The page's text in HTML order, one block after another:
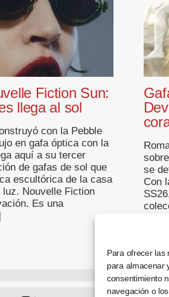
Para ofrecer las
para almacenar
consentimiento
navegación o
Fiction Sun:
llega al sol
con la Pebble
en gafa óptica con la
aquí a su tercer
de gafas de sol que
escultórica de la casa
Nouvelle Fiction
Es una
se
Con